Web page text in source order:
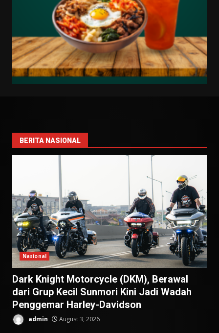
BERITA NASIONAL
Nasional
Dark Knight Motorcycle (DKM), Berawal
dari Grup Kecil Sunmori Kini Jadi Wadah
Penggemar Harley-Davidson
admin August 3, 2026